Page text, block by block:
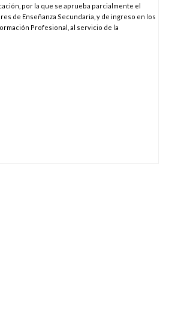
por la que se aprueba parcialmente el
de Enseñanza Secundaria, y de ingreso en los
Profesional, al servicio de la